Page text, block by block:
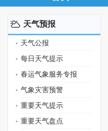
天气预报
天气公报
每日天气提示
春运气象服务专报
气象灾害预警
重要天气提示
重要天气盘点